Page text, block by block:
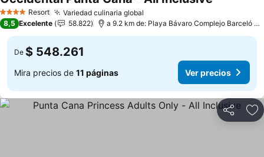
4 EstrellasResort Variedad culinaria global
8,5 Excelente 58.822 a 9.2 km de: Playa Bávaro Complejo Barceló Bávaro
De $ 548.261
Mira precios de 11 páginas Ver precios
Compartir